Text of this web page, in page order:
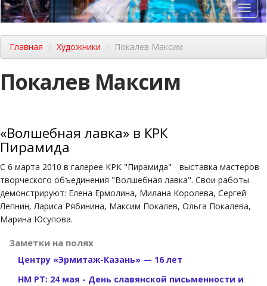
Главная Художники Покалев Максим
Покалев Максим
«Волшебная лавка» в КРК
Пирамида
С 6 марта 2010 в галерее КРК "Пирамида" - выставка мастеров
творческого объединения "Волшебная лавка". Свои работы
демонстрируют: Елена Ермолина, Милана Королева, Сергей
Лепнин, Лариса Рябинина, Максим Покалев, Ольга Покалева,
Марина Юсупова.
Заметки на полях
Центру «Эрмитаж-Казань» — 16 лет
НМ РТ: 24 мая - День славянской письменности и